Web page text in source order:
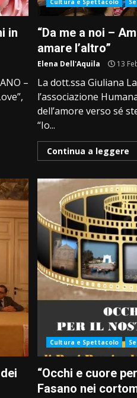
in
–
“Da me a noi –
amare l’altro”
Elena Dell'Aquila 13
La dott.ssa Giuliana
l’associazione
dell’amore verso sé
“Io...
Continua a leggere
Cultura e Spettacolo
“Occhi e cuore
Fasano nei